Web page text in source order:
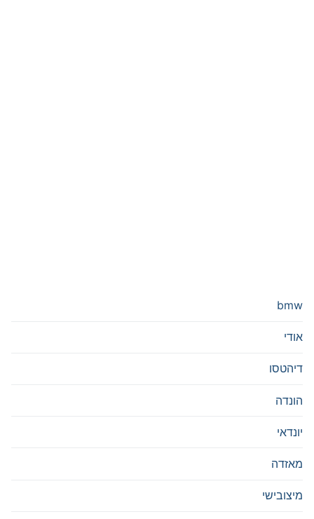
bmw
אודי
דיהטסו
הונדה
יונדאי
מאזדה
מיצובישי